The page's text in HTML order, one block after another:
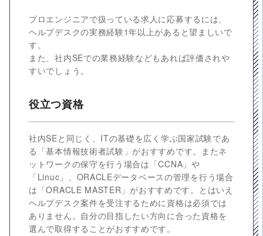
プロエンジニアで扱っている求人に応募するには、
ヘルプデスクの実務経験1年以上があると望ましいで
す。
また、社内SEでの業務経験などもあれば評価されや
すいでしょう。
役立つ資格
社内SEと同じく、ITの基礎を広く学ぶ国家試験であ
る「基本情報技術者試験」がおすすめです。またネ
ットワークの保守を行う場合は「CCNA」や
「Linuc」、ORACLEデータベースの管理を行う場合
は「ORACLE MASTER」がおすすめです。とはいえ
ヘルプデスク案件を受注するために資格は必須では
ありません。自分の目指したい方向に合った資格を
選んで取得することがおすすめです。